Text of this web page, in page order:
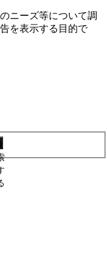
ニーズ等について調
を表⽰する⽬的で